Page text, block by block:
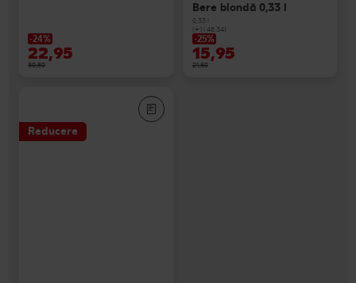
-24%
22,95
30,50
Bere blondă 0,33 l
0,33 l
(=1 l 48.34)
-25%
15,95
21,50
Reducere